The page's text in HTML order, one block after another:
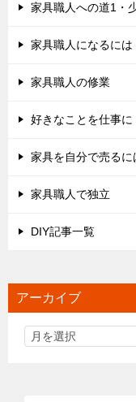
家具職人への道1・
家具職人になるには
家具職人の修業
好きなことを仕事に
家具を自分で売るに
家具職人で独立
DIY記事一覧
アーカイブ